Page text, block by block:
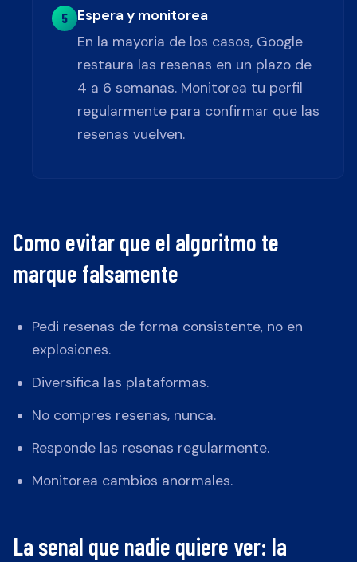
5
Espera y monitorea
En la mayoria de los casos, Google
restaura las resenas en un plazo de
4 a 6 semanas. Monitorea tu perfil
regularmente para confirmar que las
resenas vuelven.
Como evitar que el algoritmo te
marque falsamente
Pedi resenas de forma consistente, no en
explosiones.
Diversifica las plataformas.
No compres resenas, nunca.
Responde las resenas regularmente.
Monitorea cambios anormales.
La senal que nadie quiere ver: la